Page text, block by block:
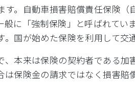
。自動車損害賠償責任保険
に「強制保険」と呼ばれて
国が始めた保険を利用して交
本来は保険の契約者である
保険金の請求ではなく損害